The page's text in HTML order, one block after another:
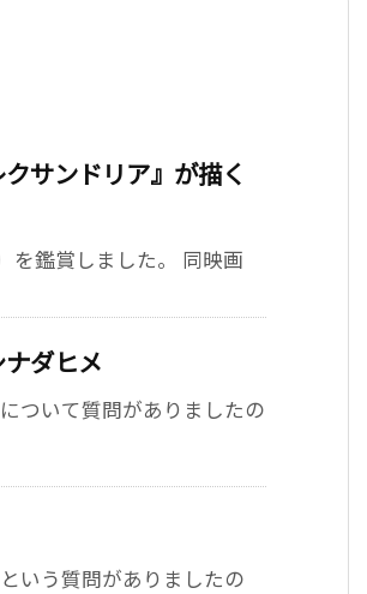
サンドリア』が描く
を鑑賞しました。 同映画
ダヒメ
ついて質問がありましたの
いう質問がありましたの